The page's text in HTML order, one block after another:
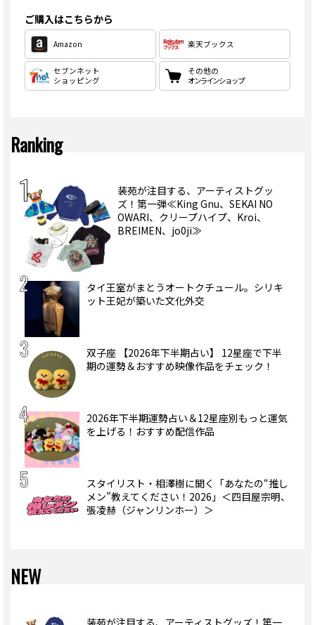
ご購入はこちらから
Amazon 楽天ブックス
セブンネット
ショッピング
その他の
オンラインショップ
Ranking
装苑が注目する、アーティストグッ
ズ！第一弾≪King Gnu、SEKAI NO
OWARI、クリープハイプ、Kroi、
BREIMEN、jo0ji≫
タイ王室がまとうオートクチュール。シリキ
ット王妃が築いた文化外交
双子座 【2026年下半期占い】 12星座で下半
期の運勢＆おすすめ映像作品をチェック！
2026年下半期運勢占い＆12星座別もっと運気
を上げる！おすすめ配信作品
スタイリスト・相澤樹に聞く「あなたの“推し
メン”教えてください！2026」＜四目屋宗明、
張凌赫（ジャンリンホー）＞
NEW